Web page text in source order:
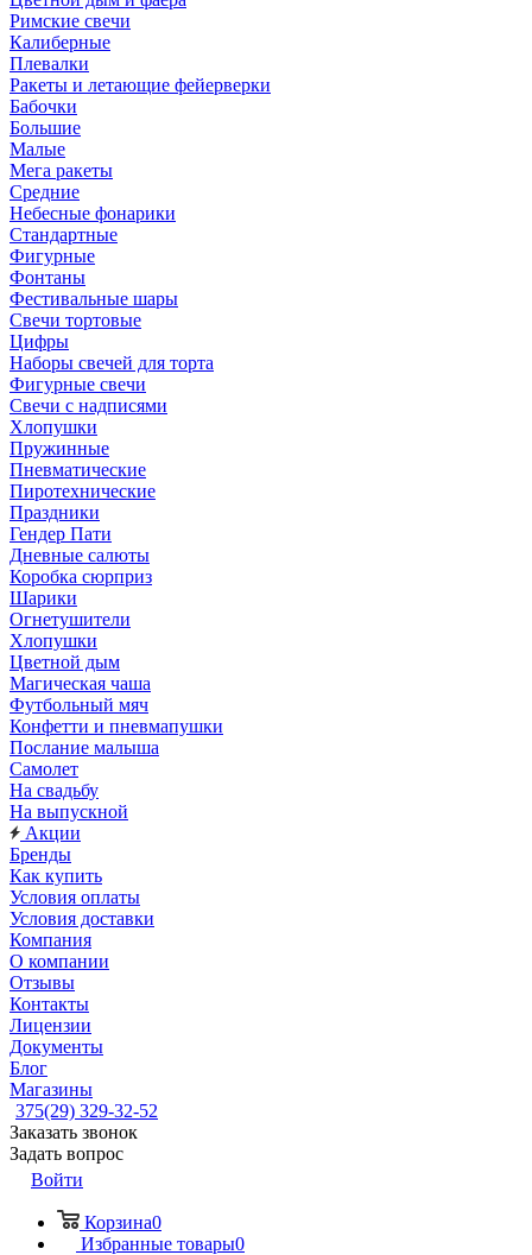
Римские свечи
Калиберные
Плевалки
Ракеты и летающие фейерверки
Бабочки
Большие
Малые
Мега ракеты
Средние
Небесные фонарики
Стандартные
Фигурные
Фонтаны
Фестивальные шары
Свечи тортовые
Цифры
Наборы свечей для торта
Фигурные свечи
Свечи с надписями
Хлопушки
Пружинные
Пневматические
Пиротехнические
Праздники
Гендер Пати
Дневные салюты
Коробка сюрприз
Шарики
Огнетушители
Хлопушки
Цветной дым
Магическая чаша
Футбольный мяч
Конфетти и пневмапушки
Послание малыша
Самолет
На свадьбу
На выпускной
Акции
Бренды
Как купить
Условия оплаты
Условия доставки
Компания
О компании
Отзывы
Контакты
Лицензии
Документы
Блог
Магазины
375(29) 329-32-52
Заказать звонок
Задать вопрос
Войти
Корзина0
Избранные товары0